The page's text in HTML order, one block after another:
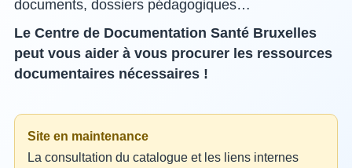
documents, dossiers pédagogiques…
Le Centre de Documentation Santé Bruxelles
peut vous aider à vous procurer les ressources
documentaires nécessaires !
Site en maintenance
La consultation du catalogue et les liens internes